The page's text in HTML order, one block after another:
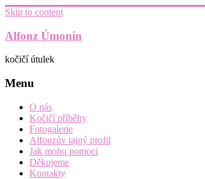
Skip to content
Alfonz Úmonín
kočičí útulek
Menu
O nás
Kočičí příběhy
Fotogalerie
Alfonzův tajný profil
Jak mohu pomoci
Děkujeme
Kontakty